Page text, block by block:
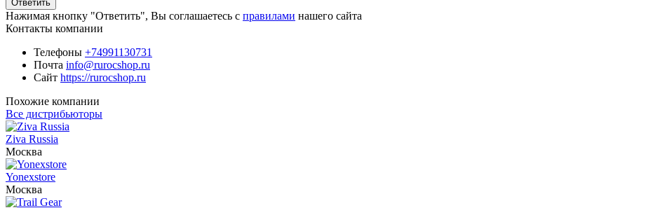
Ответить
Нажимая кнопку "Ответить", Вы соглашаетесь с правилами нашего сайта
Контакты компании
Телефоны +74991130731
Почта info@rurocshop.ru
Сайт https://rurocshop.ru
Похожие компании
Все дистрибьюторы
Ziva Russia
Москва
Yonexstore
Москва